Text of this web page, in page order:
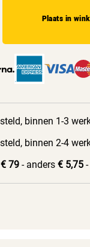
Plaats in
binnen 1-3
binnen 2-4
79 - anders € 5,75